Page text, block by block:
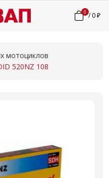
0 /0 ₽
мотоциклов
520NZ 108